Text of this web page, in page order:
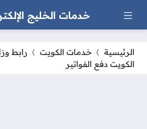
خدمات الخليج
الرئيسية خدمات الكويت
رابط
الكويت دفع الفواتير